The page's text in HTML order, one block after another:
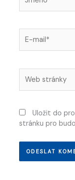
mail*
stránky
Uložit do
stránku pro